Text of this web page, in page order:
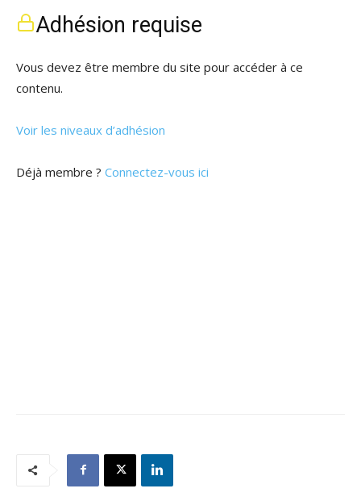
Adhésion requise
Vous devez être membre du site pour accéder à ce
contenu.
Voir les niveaux d’adhésion
Déjà membre ? Connectez-vous ici